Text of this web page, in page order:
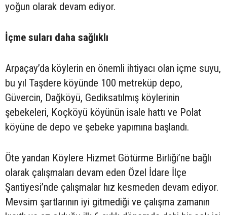
yoğun olarak devam ediyor.
İçme suları daha sağlıklı
Arpaçay’da köylerin en önemli ihtiyacı olan içme suyu,
bu yıl Taşdere köyünde 100 metreküp depo,
Güvercin, Dağköyü, Gediksatılmış köylerinin
şebekeleri, Koçköyü köyünün isale hattı ve Polat
köyüne de depo ve şebeke yapımına başlandı.
Öte yandan Köylere Hizmet Götürme Birliği’ne bağlı
olarak çalışmaları devam eden Özel İdare İlçe
Şantiyesi’nde çalışmalar hız kesmeden devam ediyor.
Mevsim şartlarının iyi gitmediği ve çalışma zamanın